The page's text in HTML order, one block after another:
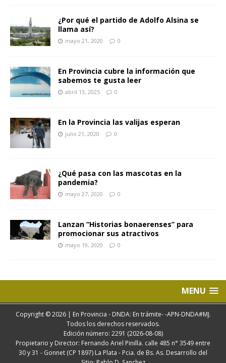
¿Por qué el partido de Adolfo Alsina se
llama así?
mayo 21, 2020 0
En Provincia cubre la información que
sabemos te gusta leer
abril 13, 2025 0
En la Provincia las valijas esperan
julio 21, 2020 0
¿Qué pasa con las mascotas en la
pandemia?
mayo 27, 2020 0
Lanzan “Historias bonaerenses” para
promocionar sus atractivos
mayo 19, 2020 0
MENU
Copyright © 2026 | En Provincia - DNDA: En trámite- -APN-DNDA#MJ.
Todos los derechos reservados.
Edición número: 2291 (2026-08-08)
Propietario y Director: Fernando Ariel Pinilla. calle 485 n° 3549 entre
30 y 31 - Gonnet (CP 1897) La Plata - Pcia. de Bs. As. Desarrollo del